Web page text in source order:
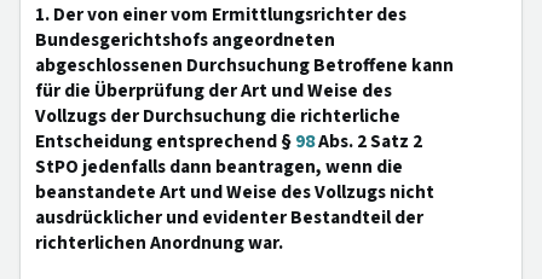
1. Der von einer vom Ermittlungsrichter des
Bundesgerichtshofs angeordneten
abgeschlossenen Durchsuchung Betroffene kann
für die Überprüfung der Art und Weise des
Vollzugs der Durchsuchung die richterliche
Entscheidung entsprechend §98Abs. 2 Satz 2
StPO jedenfalls dann beantragen, wenn die
beanstandete Art und Weise des Vollzugs nicht
ausdrücklicher und evidenter Bestandteil der
richterlichen Anordnung war.